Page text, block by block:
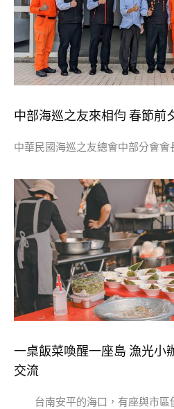
中部海巡之友來相伨 春節前
中華民國海巡之友總會中部分會
一桌飯菜喚醒一座島 漁光小
交流
台南安平的海口，有座與市區